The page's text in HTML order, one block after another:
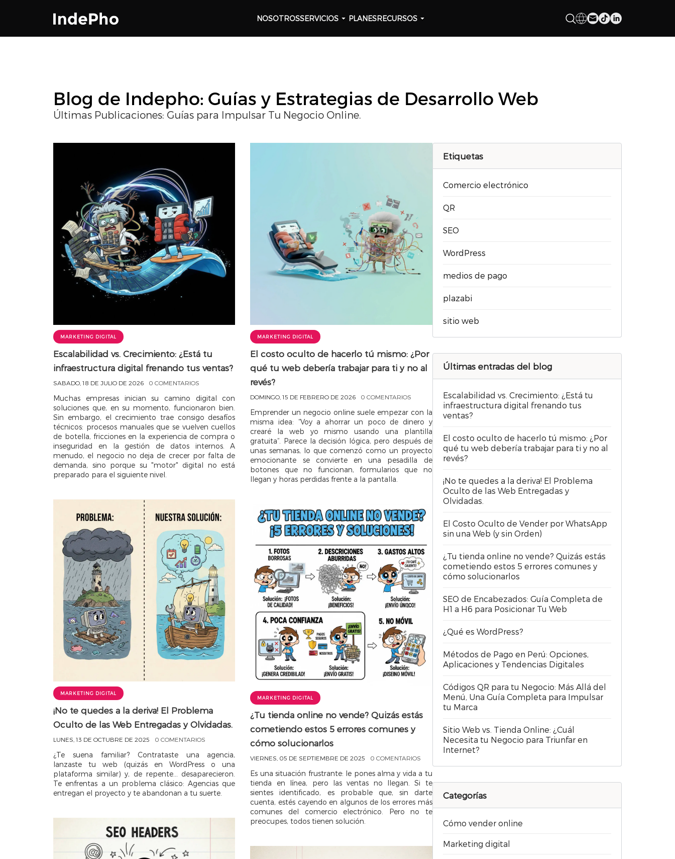
NOSOTROSSERVICIOS PLANESRECURSOS
Blog de Indepho: Guías y Estrategias de Desarrollo Web
Últimas Publicaciones: Guías para Impulsar Tu Negocio Online.
MARKETING DIGITAL
Escalabilidad vs. Crecimiento: ¿Está tu
infraestructura digital frenando tus ventas?
SABADO, 18 DE JULIO DE 2026 0 COMENTARIOS
Muchas empresas inician su camino digital con
soluciones que, en su momento, funcionaron bien.
Sin embargo, el crecimiento trae consigo desafíos
técnicos: procesos manuales que se vuelven cuellos
de botella, fricciones en la experiencia de compra o
inseguridad en la gestión de datos internos. A
menudo, el negocio no deja de crecer por falta de
demanda, sino porque su "motor" digital no está
preparado para el siguiente nivel.
MARKETING DIGITAL
El costo oculto de hacerlo tú mismo: ¿Por
qué tu web debería trabajar para ti y no al
revés?
DOMINGO, 15 DE FEBRERO DE 2026 0 COMENTARIOS
Emprender un negocio online suele empezar con la
misma idea: “Voy a ahorrar un poco de dinero y
crearé la web yo mismo usando una plantilla
gratuita”. Parece la decisión lógica, pero después de
unas semanas, lo que comenzó como un proyecto
emocionante se convierte en una pesadilla de
botones que no funcionan, formularios que no
llegan y horas perdidas frente a la pantalla.
MARKETING DIGITAL
¡No te quedes a la deriva! El Problema
Oculto de las Web Entregadas y Olvidadas.
LUNES, 13 DE OCTUBRE DE 2025 0 COMENTARIOS
¿Te suena familiar? Contrataste una agencia,
lanzaste tu web (quizás en WordPress o una
plataforma similar) y, de repente... desaparecieron.
Te enfrentas a un problema clásico: Agencias que
entregan el proyecto y te abandonan a tu suerte.
MARKETING DIGITAL
¿Tu tienda online no vende? Quizás estás
cometiendo estos 5 errores comunes y
cómo solucionarlos
VIERNES, 05 DE SEPTIEMBRE DE 2025 0 COMENTARIOS
Es una situación frustrante: le pones alma y vida a tu
tienda en línea, pero las ventas no llegan. Si te
sientes identificado, es probable que, sin darte
cuenta, estés cayendo en algunos de los errores más
comunes del comercio electrónico. Pero no te
preocupes, todos tienen solución.
Etiquetas
Comercio electrónico
QR
SEO
WordPress
medios de pago
plazabi
sitio web
Últimas entradas del blog
Escalabilidad vs. Crecimiento: ¿Está tu
infraestructura digital frenando tus
ventas?
El costo oculto de hacerlo tú mismo: ¿Por
qué tu web debería trabajar para ti y no al
revés?
¡No te quedes a la deriva! El Problema
Oculto de las Web Entregadas y
Olvidadas.
El Costo Oculto de Vender por WhatsApp
sin una Web (y sin Orden)
¿Tu tienda online no vende? Quizás estás
cometiendo estos 5 errores comunes y
cómo solucionarlos
SEO de Encabezados: Guía Completa de
H1 a H6 para Posicionar Tu Web
¿Qué es WordPress?
Métodos de Pago en Perú: Opciones,
Aplicaciones y Tendencias Digitales
Códigos QR para tu Negocio: Más Allá del
Menú, Una Guía Completa para Impulsar
tu Marca
Sitio Web vs. Tienda Online: ¿Cuál
Necesita tu Negocio para Triunfar en
Internet?
Categorías
Cómo vender online
Marketing digital